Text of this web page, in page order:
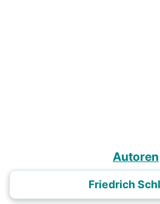
Autoren
Friedrich